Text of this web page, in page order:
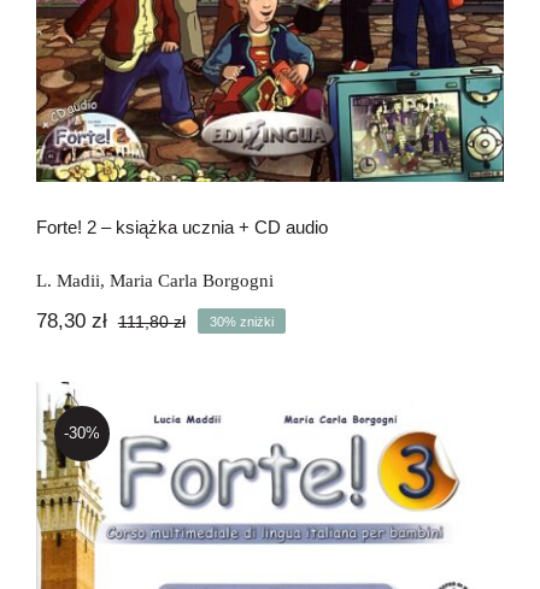
Forte! 2 – książka ucznia + CD audio
L. Madii, Maria Carla Borgogni
111,80złPierwotna
78,30 zł
Aktualna
30% zniżki
-30%